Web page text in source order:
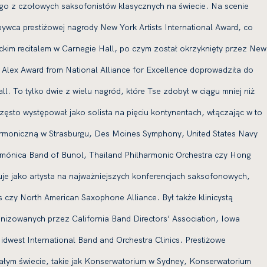
z czołowych saksofonistów klasycznych na świecie. Na scenie
prestiżowej nagrody New York Artists International Award, co
recitalem w Carnegie Hall, po czym został okrzyknięty przez New
Alex Award from National Alliance for Excellence doprowadziła do
To tylko dwie z wielu nagród, które Tse zdobył w ciągu mniej niż
występował jako solista na pięciu kontynentach, włączając w to
w Strasburgu, Des Moines Symphony, United States Navy
Band of Bunol, Thailand Philharmonic Orchestra czy Hong
jako artysta na najważniejszych konferencjach saksofonowych,
North American Saxophone Alliance. Był także klinicystą
przez California Band Directors’ Association, Iowa
International Band and Orchestra Clinics. Prestiżowe
świecie, takie jak Konserwatorium w Sydney, Konserwatorium